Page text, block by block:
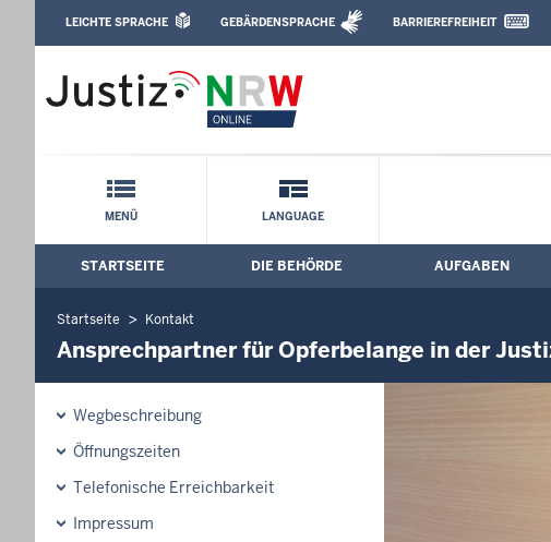
Justizvollzugsanstalt Detmold:
Leichte Sprache, Gebärdensprachenvideo und
LEICHTE SPRACHE GEBÄRDENSPRACHE BARRIEREFREIHEIT
Schnellnavigation mit Volltext-Suche
MENÜ LANGUAGE
Hauptmenü: Hauptnavigation
STARTSEITE DIE BEHÖRDE AUFGABEN
Startseite Kontakt
Ansprechpartner für Opferbelange in der
Wegbeschreibung
Öffnungszeiten
Telefonische Erreichbarkeit
Impressum